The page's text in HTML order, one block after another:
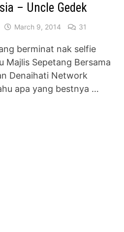
– Uncle Gedek
March 9, 2014 31
berminat nak selfie
Majlis Sepetang Bersama
Denaihati Network
apa yang bestnya …